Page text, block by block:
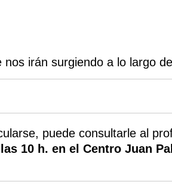
irán surgiendo a lo largo
puede consultarle al
10 h. en el Centro Juan